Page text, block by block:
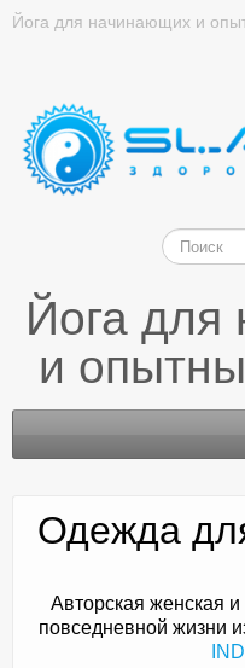
Йога для начинающих и
Йога
и
Доктор Чернов
Одежда
Авторская женская
повседневной жизни